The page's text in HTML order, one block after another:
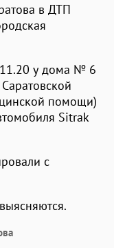
в ДТП
у дома № 6
помощи)
Sitrak
с